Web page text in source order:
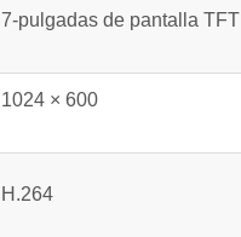
7-pulgadas de pantalla TFT
1024 × 600
H.264